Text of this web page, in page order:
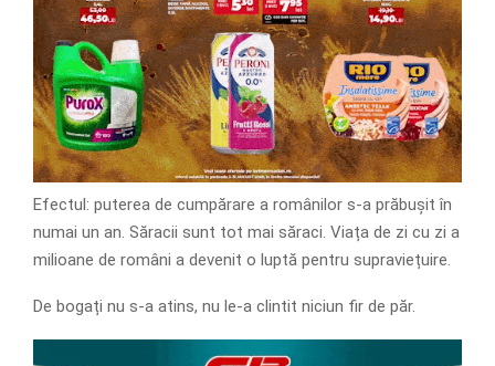
Efectul: puterea de cumpărare a românilor s-a prăbușit în
numai un an. Săracii sunt tot mai săraci. Viața de zi cu zi a
milioane de români a devenit o luptă pentru supraviețuire.
De bogați nu s-a atins, nu le-a clintit niciun fir de păr.